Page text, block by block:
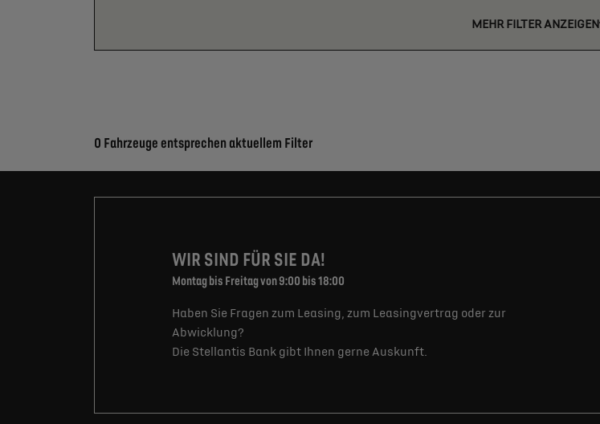
MEHR FILTER ANZEIGEN
Suchergebnisse
0 Fahrzeuge entsprechen aktuellem Filter
WIR SIND FÜR SIE DA!
Montag bis Freitag von 9:00 bis 18:00
Haben Sie Fragen zum Leasing, zum Leasingvertrag oder zur
Abwicklung?
Die Stellantis Bank gibt Ihnen gerne Auskunft.